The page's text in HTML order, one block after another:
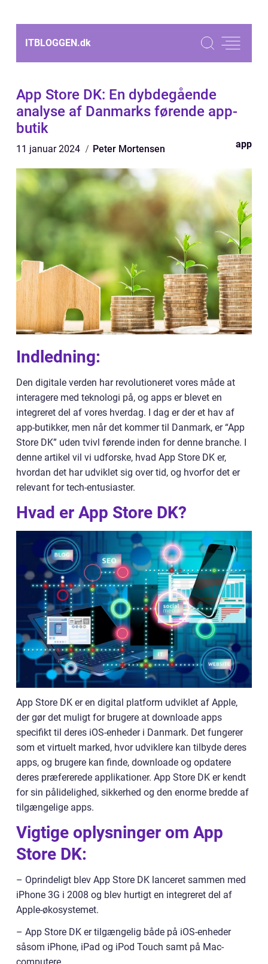
ITBLOGGEN.dk
App Store DK: En dybdegående
analyse af Danmarks førende app-
butik
11 januar 2024 Peter Mortensen app
Indledning:
Den digitale verden har revolutioneret vores måde at
interagere med teknologi på, og apps er blevet en
integreret del af vores hverdag. I dag er der et hav af
app-butikker, men når det kommer til Danmark, er “App
Store DK” uden tvivl førende inden for denne branche. I
denne artikel vil vi udforske, hvad App Store DK er,
hvordan det har udviklet sig over tid, og hvorfor det er
relevant for tech-entusiaster.
Hvad er App Store DK?
App Store DK er en digital platform udviklet af Apple,
der gør det muligt for brugere at downloade apps
specifikt til deres iOS-enheder i Danmark. Det fungerer
som et virtuelt marked, hvor udviklere kan tilbyde deres
apps, og brugere kan finde, downloade og opdatere
deres præfererede applikationer. App Store DK er kendt
for sin pålidelighed, sikkerhed og den enorme bredde af
tilgængelige apps.
Vigtige oplysninger om App
Store DK:
– Oprindeligt blev App Store DK lanceret sammen med
iPhone 3G i 2008 og blev hurtigt en integreret del af
Apple-økosystemet.
– App Store DK er tilgængelig både på iOS-enheder
såsom iPhone, iPad og iPod Touch samt på Mac-